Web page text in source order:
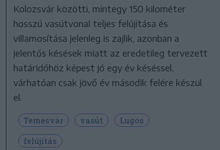
Kolozsvár közötti, mintegy 150 kilométer
hosszú vasútvonal teljes felújítása és
villamosítása jelenleg is zajlik, azonban a
jelentős késések miatt az eredetileg tervezett
határidőhöz képest jó egy év késéssel,
várhatóan csak jövő év második felére készül
el.
Temesvár vasút
Lugos
felújítás